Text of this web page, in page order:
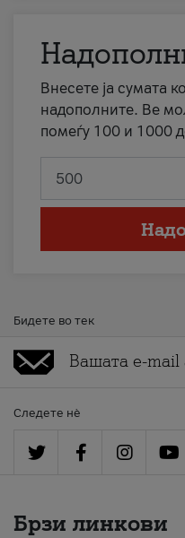
Внесете ја сумата
надополните. Ве
помеѓу 100 и 1000
Бидете во тек
Следете нè
Брзи линкови